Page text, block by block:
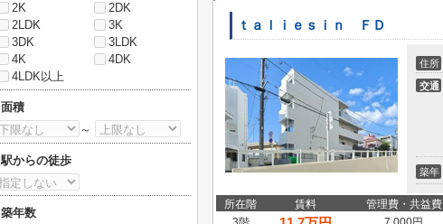
ｔａｌｉｅｓｉｎ ＦＤ
住所
交通
築年
所在階 賃料 管理費・共益費
2K
2DK
2LDK
3K
3DK
3LDK
4K
4DK
4LDK以上
面積
～
駅からの徒歩
築年数